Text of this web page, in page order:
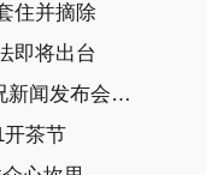
住并摘除
即将出台
泉州法院知识产权刑事司法保护状况新闻发布会召开
开茶节